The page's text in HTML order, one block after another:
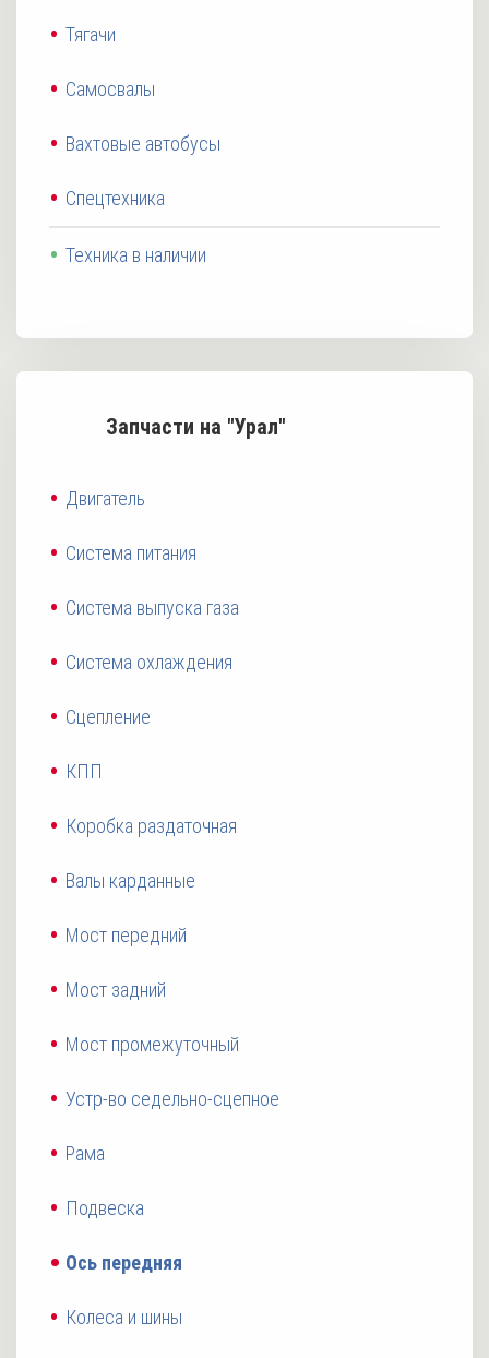
Тягачи
Самосвалы
Вахтовые автобусы
Спецтехника
Техника в наличии
Запчасти на "Урал"
Двигатель
Система питания
Система выпуска газа
Система охлаждения
Сцепление
КПП
Коробка раздаточная
Валы карданные
Мост передний
Мост задний
Мост промежуточный
Устр-во седельно-сцепное
Рама
Подвеска
Ось передняя
Колеса и шины